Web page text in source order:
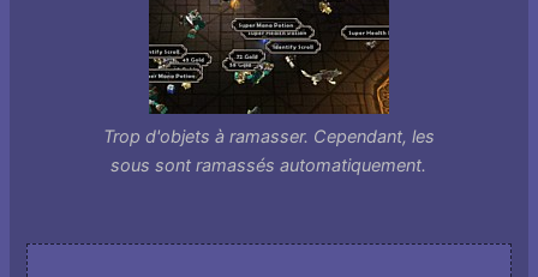
Trop d'objets à ramasser. Cependant, les
sous sont ramassés automatiquement.